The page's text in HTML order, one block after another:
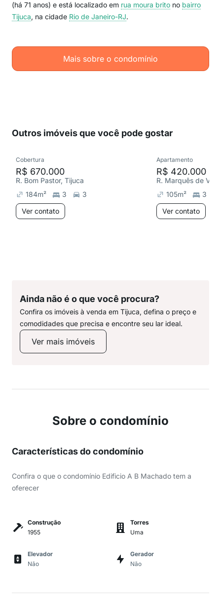
(há 71 anos) e está localizado em rua moura brito no bairro
Tijuca, na cidade Rio de Janeiro-RJ.
Mais sobre o condomínio
Outros imóveis que você pode gostar
Cobertura
R$ 670.000
R. Bom Pastor, Tijuca
184m² 3
3
Ver contato
Apartamento
R$ 420.000
R. Marquês de
105m²
3
Ver contato
Ainda não é o que você procura?
Confira os imóveis à venda em Tijuca, defina o preço e
comodidades que precisa e encontre seu lar ideal.
Ver mais imóveis
Sobre o condomínio
Características do condomínio
Confira o que o condomínio Edificio A B Machado tem a
oferecer
Construção
1955
Torres
Uma
Elevador
Não
Gerador
Não